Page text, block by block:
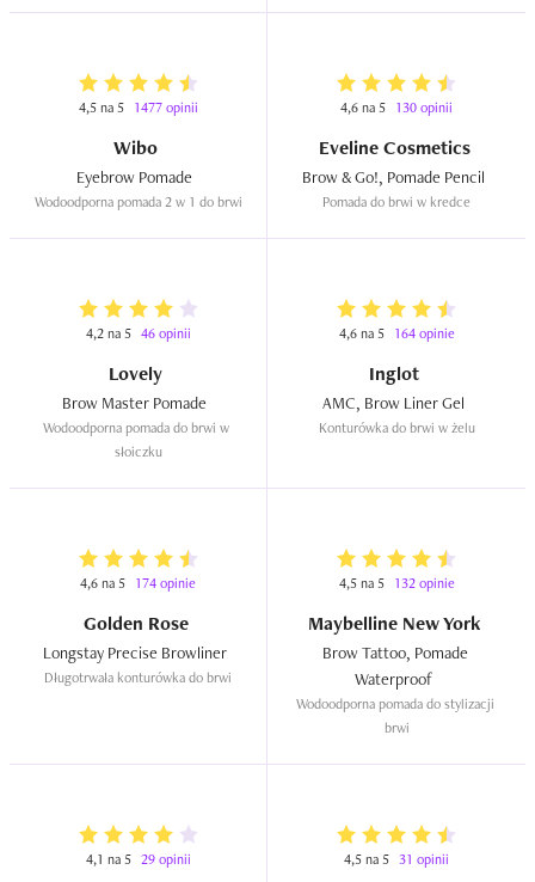
Mam z tym problem, bo o ile nie zmyją go  delikatne
większa ilość wody zmienia postać rzeczy.  Testując ten
produkt liczyłam, że będę musiała użyć odpowiednich
moich brwi. W rzeczywistości wystarczył lekko nasączony
wodą wacik i wszystko zeszło.
Skład produktu wygląda obiecująco. Nie jest on stricte
naturalny, ale jest bezpieczny dla skóry i u mnie nie
powoduje reakcji alergicznych.
Cena produktu należy do wysokich. W regularnej
sieci sklepów Rossman. Wtedy koszt produktu wynosi
prawie o połowę mniej.
Podsumowując, Nam wypuściło na rynek produkt, który
dużo nie zmienił w makijażu. Jest to dobra pomada do
brwi i można wykonać nią świetny makijaż, jednak nie
wszystko jest tak jak opisał na opakowaniu producent.
4,5 na 5 1477 opinii
Wibo
Wodoodporna pomada 2 w 1 do brwi
4,6 na 5 130 opinii
Eveline Cosmetics
Pomada do brwi w kredce
4,2 na 5 46 opinii
Lovely
Wodoodporna pomada do brwi w
słoiczku
4,6 na 5 164 opinie
Inglot
Konturówka do brwi w żelu
4,6 na 5 174 opinie
Golden Rose
Długotrwała konturówka do brwi
4,5 na 5 132 opinie
Maybelline New York
Brow Tattoo, Pomade
Wodoodporna pomada do stylizacji
brwi
4,1 na 5 29 opinii 4,5 na 5 31 opinii